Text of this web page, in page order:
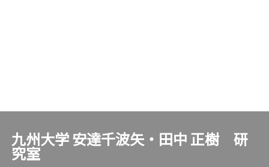
九州大学 安達千波矢・田中 正樹 研
究室